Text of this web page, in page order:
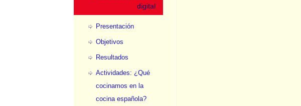
digital
Presentación
Objetivos
Resultados
Actividades: ¿Qué
cocinamos en la
cocina española?